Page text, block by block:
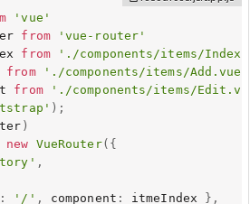
'vue'
from
'vue-router'
from
'./components/items/
from
'./components/items/Add.vue'
from
'./components/items/
) ;
)
new VueRouter( {
,
: '/' , component : itmeIndex } ,